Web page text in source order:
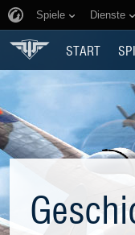
Spiele Dienste
START